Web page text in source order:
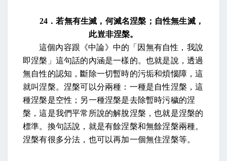
24 ．若無有生滅，何滅名涅槃；自性無生滅，
此豈非涅槃。
這個內容跟《中論》中的「因無有自性，我說
即涅槃」這句話的內涵是一樣的。也就是說，透過
無自性的認知，斷除一切暫時的污垢和煩惱障，這
就叫涅槃。涅槃可以分兩種：一種是自性涅槃，這
種涅槃是空性；另一種涅槃是去除暫時污穢的涅
槃，這是我們平常所說的解脫涅槃，也就是涅槃的
標準。換句話說，就是有餘涅槃和無餘涅槃兩種。
涅槃有很多分法，也可以再加一個無住涅槃等。